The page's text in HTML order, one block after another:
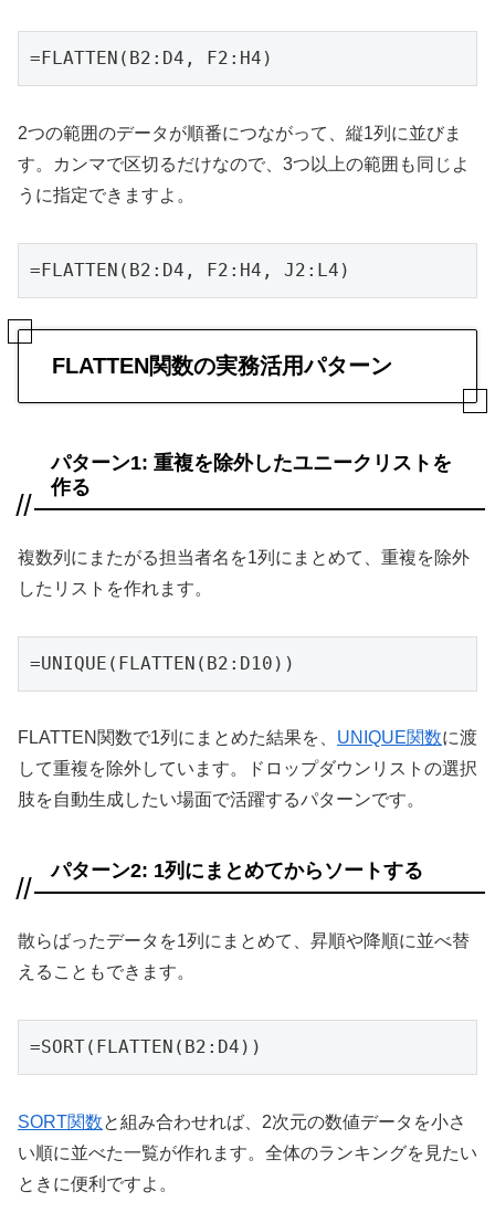
=FLATTEN(B2:D4, F2:H4)
2つの範囲のデータが順番につながって、縦1列に並びま
す。カンマで区切るだけなので、3つ以上の範囲も同じよ
うに指定できますよ。
=FLATTEN(B2:D4, F2:H4, J2:L4)
FLATTEN関数の実務活用パターン
パターン1: 重複を除外したユニークリストを
作る
複数列にまたがる担当者名を1列にまとめて、重複を除外
したリストを作れます。
=UNIQUE(FLATTEN(B2:D10))
FLATTEN関数で1列にまとめた結果を、 UNIQUE関数に渡
して重複を除外しています。ドロップダウンリストの選択
肢を自動生成したい場面で活躍するパターンです。
パターン2: 1列にまとめてからソートする
散らばったデータを1列にまとめて、昇順や降順に並べ替
えることもできます。
=SORT(FLATTEN(B2:D4))
SORT関数と組み合わせれば、2次元の数値データを小さ
い順に並べた一覧が作れます。全体のランキングを見たい
ときに便利ですよ。